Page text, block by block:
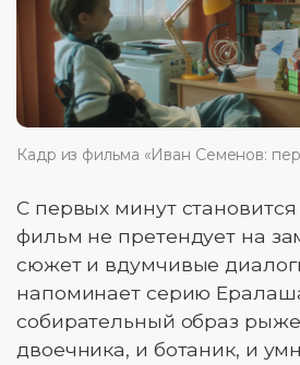
Кадр из фильма «Иван Семенов:
С первых минут становится
фильм не претендует на
сюжет и вдумчивые
напоминает серию
собирательный образ
двоечника, и ботаник, и